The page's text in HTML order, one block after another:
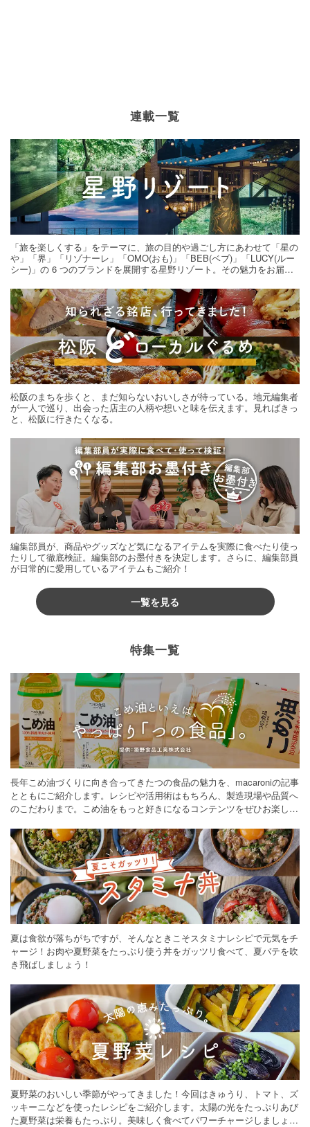
連載一覧
「旅を楽しくする」をテーマに、旅の目的や過ごし方にあわせて「星の
や」「界」「リゾナーレ」「OMO(おも)」「BEB(ベブ)」「LUCY(ルー
シー)」の 6 つのブランドを展開する星野リゾート。その魅力をお届け
松阪のまちを歩くと、まだ知らないおいしさが待っている。地元編集者
が一人で巡り、出会った店主の人柄や想いと味を伝えます。見ればきっ
と、松阪に行きたくなる。
編集部員が、商品やグッズなど気になるアイテムを実際に食べたり使っ
たりして徹底検証。編集部のお墨付きを決定します。さらに、編集部員
が日常的に愛用しているアイテムもご紹介！
一覧を見る
特集一覧
長年こめ油づくりに向き合ってきたつの食品の魅力を、macaroniの記事
とともにご紹介します。レシピや活用術はもちろん、製造現場や品質へ
のこだわりまで。こめ油をもっと好きになるコンテンツをぜひお楽しみ
夏は食欲が落ちがちですが、そんなときこそスタミナレシピで元気をチ
ャージ！お肉や夏野菜をたっぷり使う丼をガッツリ食べて、夏バテを吹
き飛ばしましょう！
夏野菜のおいしい季節がやってきました！今回はきゅうり、トマト、ズ
ッキーニなどを使ったレシピをご紹介します。太陽の光をたっぷりあび
た夏野菜は栄養もたっぷり。美味しく食べてパワーチャージしましょう